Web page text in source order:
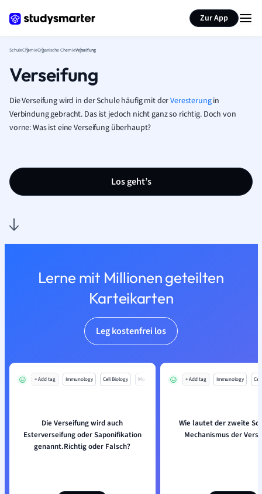
Zur App
SchuleChemieOrganische ChemieVerseifung
Verseifung
Die Verseifung wird in der Schule häufigmit derVeresterungin
Verbindung gebracht. Das ist jedoch nicht ganz so richtig. Doch von
vorne: Was ist eine Verseifung überhaupt?
Los geht’s
Lerne mit Millionen geteilten
Karteikarten
Leg kostenfrei los
+ Add tag Immunology Cell Biology Mo
Die Verseifung wird auch
Esterverseifung oder Saponifikation
genannt.Richtig oder Falsch?
+ Add tag Immunology
Wie lautet der zweite
Mechanismus der
Seite zusammenfassen